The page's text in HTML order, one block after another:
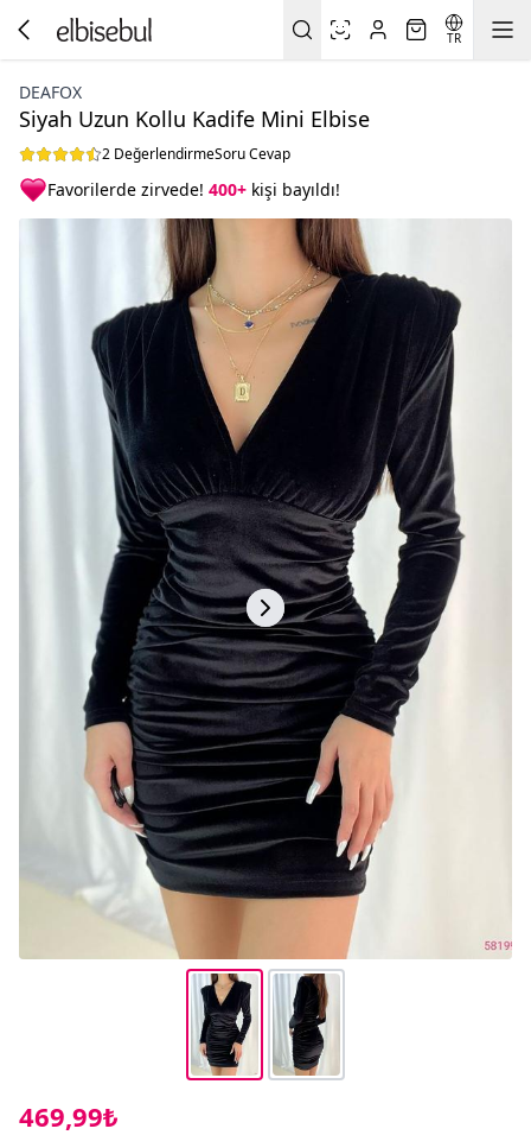
TR
DEAFOX
Siyah Uzun Kollu Kadife Mini Elbise
2 DeğerlendirmeSoru Cevap
Favorilerde zirvede! 400+ kişi bayıldı!
469,99₺